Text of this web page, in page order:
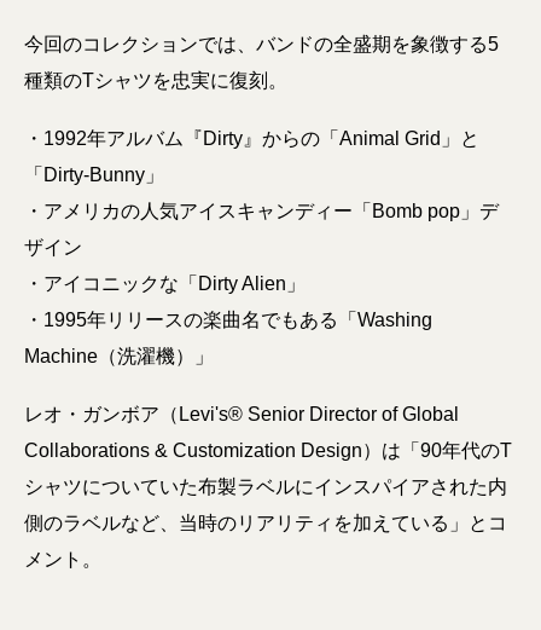
今回のコレクションでは、バンドの全盛期を象徴する5
種類のTシャツを忠実に復刻。
・1992年アルバム『Dirty』からの「Animal Grid」と
「Dirty-Bunny」
・アメリカの人気アイスキャンディー「Bomb pop」デ
ザイン
・アイコニックな「Dirty Alien」
・1995年リリースの楽曲名でもある「Washing
Machine（洗濯機）」
レオ・ガンボア（Levi's® Senior Director of Global
Collaborations & Customization Design）は「90年代のT
シャツについていた布製ラベルにインスパイアされた内
側のラベルなど、当時のリアリティを加えている」とコ
メント。